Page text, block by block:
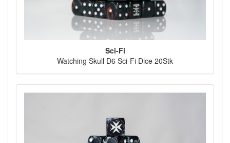
Sci-Fi
Watching Skull D6 Sci-Fi Dice 20Stk